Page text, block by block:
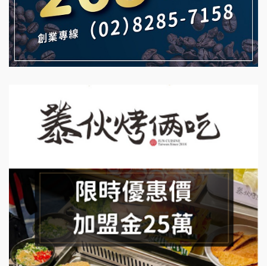
日十。早午食加盟說明會
拾鑶火鍋加盟說明會
珍好味臭臭鍋加盟說明會
藍象廷泰式火鍋加盟說明會
上宇林加盟說明會
莫尼早餐Morni加盟說明會
手作功夫茶加盟說明會
SHARE TEA歇腳亭加盟說明會
潮味決-湯滷專門店加盟說明會
鬍子茶加盟說明會